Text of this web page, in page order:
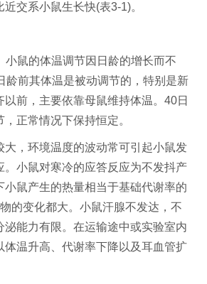
交系小鼠生长快(表3-1)。
小鼠的体温调节因日龄的增长而不
龄前其体温是被动调节的，特别是新
前，主要依靠母鼠维持体温。40日
正常情况下保持恒定。
大，环境温度的波动常可引起小鼠发
。小鼠对寒冷的应答反应为不发抖产
小鼠产生的热量相当于基础代谢率的
的变化都大。小鼠汗腺不发达，不
泌能力有限。在运输途中或实验室内
体温升高、代谢率下降以及耳血管扩